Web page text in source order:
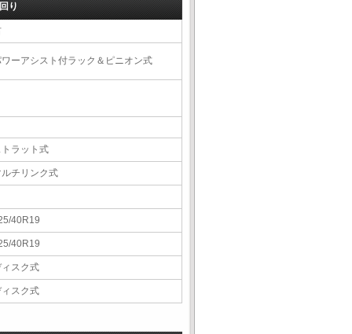
り
ーアシスト付ラック＆ピニオン式
ラット式
チリンク式
40R19
40R19
スク式
スク式